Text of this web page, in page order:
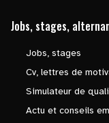
Jobs, stages,
Jobs, stages
Cv, lettres de
Simulateur de
Actu et conseils